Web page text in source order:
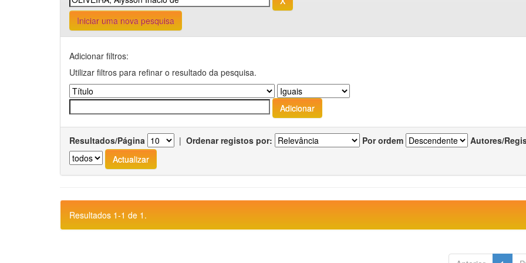
Iniciar uma nova pesquisa
Adicionar filtros:
Utilizar filtros para refinar o resultado da pesquisa.
Resultados/Página | Ordenar registos por: Por ordem Autores/
Resultados 1-1 de 1.